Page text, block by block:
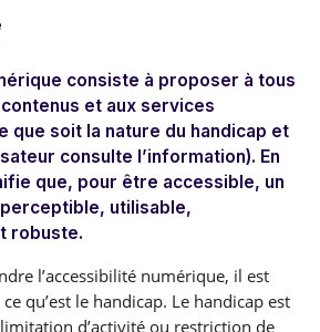
consiste à proposer à tous
et aux services
que soit la nature du handicap et
consulte l’information). En
que, pour être accessible, un
utilisable,
robuste.
l’accessibilité numérique, il est
qu’est le handicap. Le handicap est